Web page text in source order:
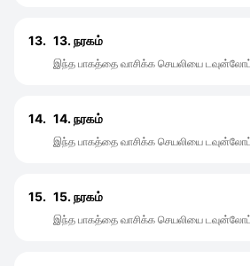
13. 13. நரகம்
இந்த பாகத்தை வாசிக்க செயலியை
14. 14. நரகம்
இந்த பாகத்தை வாசிக்க செயலியை
15. 15. நரகம்
இந்த பாகத்தை வாசிக்க செயலியை